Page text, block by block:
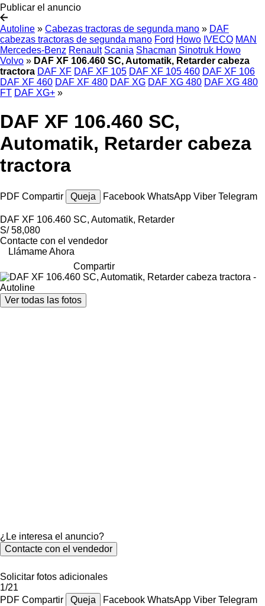
Publicar el anuncio
Autoline » Cabezas tractoras de segunda mano » DAF
cabezas tractoras de segunda mano Ford Howo IVECO MAN
Mercedes-Benz Renault Scania Shacman Sinotruk Howo
Volvo » DAF XF 106.460 SC, Automatik, Retarder cabeza
tractora DAF XF DAF XF 105 DAF XF 105 460 DAF XF 106
DAF XF 460 DAF XF 480 DAF XG DAF XG 480 DAF XG 480
FT DAF XG+ »
DAF XF 106.460 SC,
Automatik, Retarder cabeza
tractora
PDF Compartir Queja Facebook WhatsApp Viber Telegram
DAF XF 106.460 SC, Automatik, Retarder
S/ 58,080
Contacte con el vendedor
Llámame Ahora
Compartir
Ver todas las fotos
¿Le interesa el anuncio?
Contacte con el vendedor
Solicitar fotos adicionales
1/21
PDF Compartir Queja Facebook WhatsApp Viber Telegram